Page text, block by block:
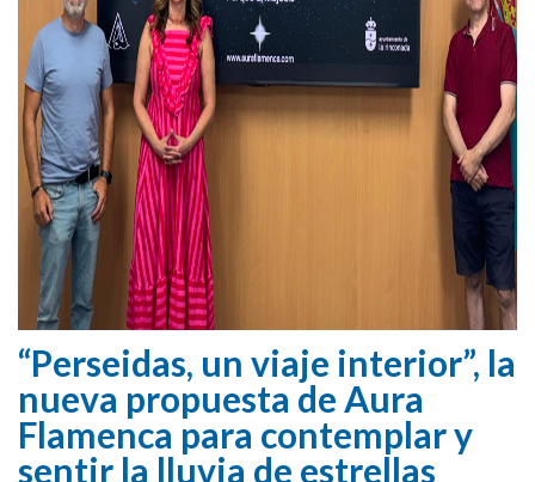
“Perseidas, un viaje interior”, la
nueva propuesta de Aura
Flamenca para contemplar y
sentir la lluvia de estrellas